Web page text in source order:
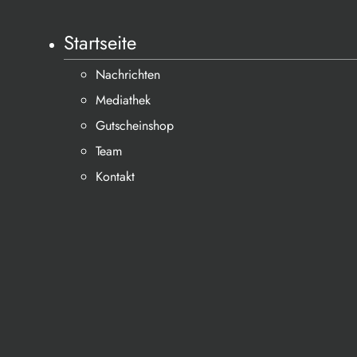
Startseite
Nachrichten
Mediathek
Gutscheinshop
Team
Kontakt